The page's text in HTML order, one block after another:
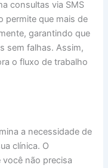
consultas via SMS
permite que mais de
garantindo que
sem falhas. Assim,
o fluxo de trabalho
a necessidade de
clínica. O
não precisa